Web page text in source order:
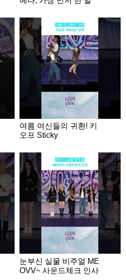
여름 여신들의 귀환! 키
오프 Sticky
눈부신 실물 비주얼 ME
OVV~ 사운드체크 인사